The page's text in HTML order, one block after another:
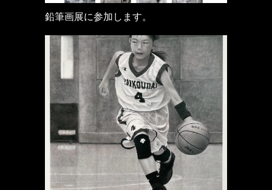
鉛筆画展に参加します。